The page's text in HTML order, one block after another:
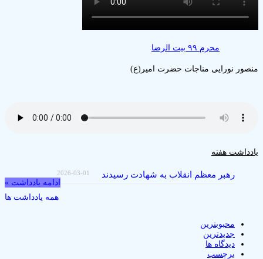
محرم ۹۹ بیت الرضا
منصور نورایی مناجات حضرت امیر(ع)
یادداشت هفته
رهبر معظم انقلاب به شهادت رسیدند 2026-03-01
ادامه یادداشت »
همه یادداشت ها
محبوبترین
جدیدترین
دیدگاه ها
برچسب